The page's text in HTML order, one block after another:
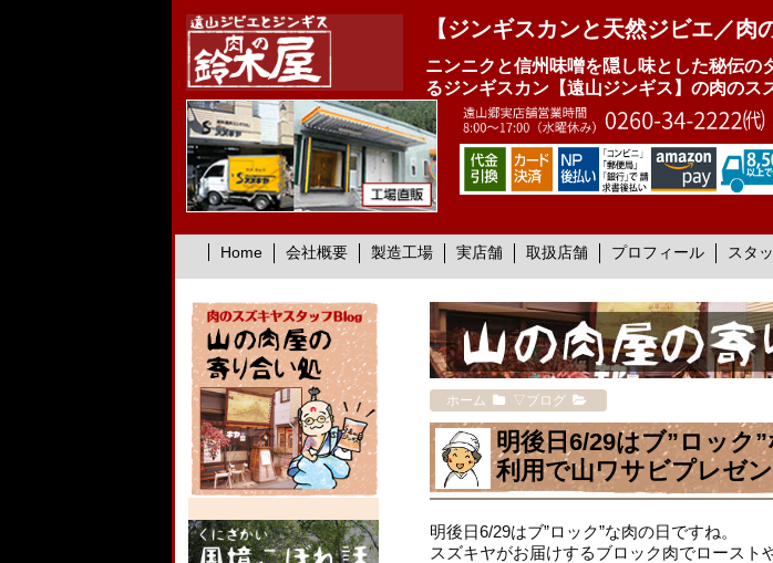
【ジンギスカンと天然ジビエ／肉
ニンニクと信州味噌を隠し味とした秘伝の
るジンギスカン【遠山ジンギス】の肉のス
Home 会社概要 製造工場 実店舗 取扱店舗 プロフィール スタ
ホーム ▽ブログ
明後日6/29はブ”ロック
利用で山ワサビプレゼ
明後日6/29はブ”ロック”な肉の日ですね。
スズキヤがお届けするブロック肉でロースト